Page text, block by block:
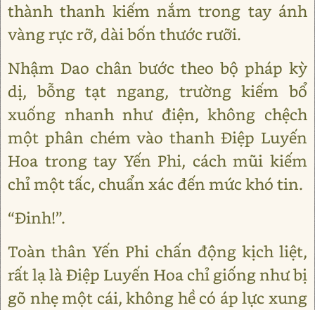
thành thanh kiếm nắm trong tay ánh
vàng rực rỡ, dài bốn thước rưỡi.
Nhậm Dao chân bước theo bộ pháp kỳ
dị, bỗng tạt ngang, trường kiếm bổ
xuống nhanh như điện, không chệch
một phân chém vào thanh Điệp Luyến
Hoa trong tay Yến Phi, cách mũi kiếm
chỉ một tấc, chuẩn xác đến mức khó tin.
“Đinh!”.
Toàn thân Yến Phi chấn động kịch liệt,
rất lạ là Điệp Luyến Hoa chỉ giống như bị
gõ nhẹ một cái, không hề có áp lực xung